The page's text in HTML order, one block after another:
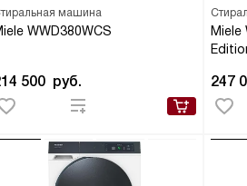
машина
WWD380WCS
500 руб.
Miele
247